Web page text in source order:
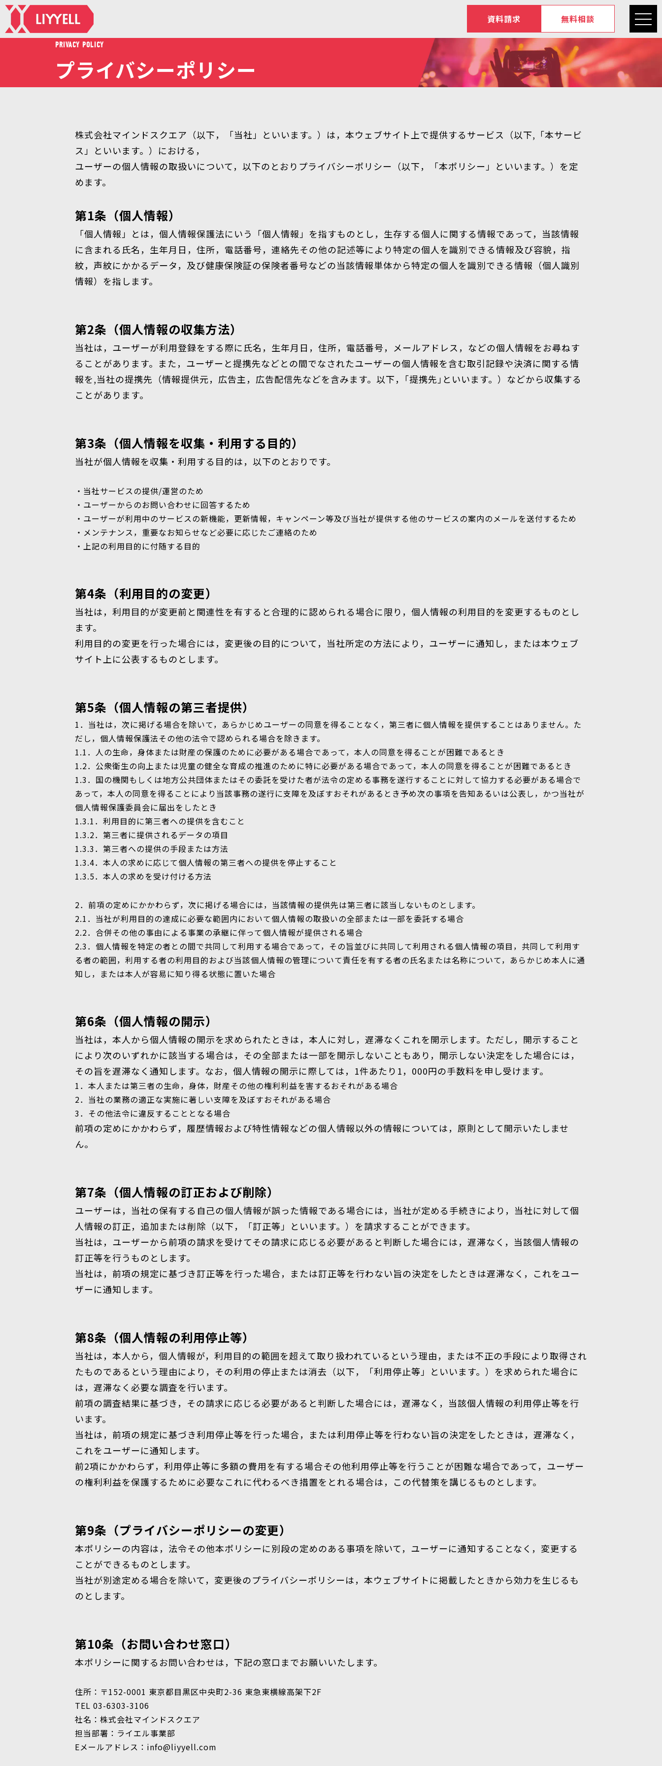
資料請求 無料相談
PRIVACY POLICY
プライバシーポリシー
株式会社マインドスクエア（以下，「当社」といいます。）は，本ウェブサイト上で提供するサービス（以下,「本サービ
ス」といいます。）における，
ユーザーの個人情報の取扱いについて，以下のとおりプライバシーポリシー（以下，「本ポリシー」といいます。）を定
めます。
第1条（個人情報）
「個人情報」とは，個人情報保護法にいう「個人情報」を指すものとし，生存する個人に関する情報であって，当該情報
に含まれる氏名，生年月日，住所，電話番号，連絡先その他の記述等により特定の個人を識別できる情報及び容貌，指
紋，声紋にかかるデータ，及び健康保険証の保険者番号などの当該情報単体から特定の個人を識別できる情報（個人識別
情報）を指します。
第2条（個人情報の収集方法）
当社は，ユーザーが利用登録をする際に氏名，生年月日，住所，電話番号，メールアドレス，などの個人情報をお尋ねす
ることがあります。また，ユーザーと提携先などとの間でなされたユーザーの個人情報を含む取引記録や決済に関する情
報を,当社の提携先（情報提供元，広告主，広告配信先などを含みます。以下，｢提携先｣といいます。）などから収集する
ことがあります。
第3条（個人情報を収集・利用する目的）
当社が個人情報を収集・利用する目的は，以下のとおりです。
・当社サービスの提供/運営のため
・ユーザーからのお問い合わせに回答するため
・ユーザーが利用中のサービスの新機能，更新情報，キャンペーン等及び当社が提供する他のサービスの案内のメールを送付するため
・メンテナンス，重要なお知らせなど必要に応じたご連絡のため
・上記の利用目的に付随する目的
第4条（利用目的の変更）
当社は，利用目的が変更前と関連性を有すると合理的に認められる場合に限り，個人情報の利用目的を変更するものとし
ます。
利用目的の変更を行った場合には，変更後の目的について，当社所定の方法により，ユーザーに通知し，または本ウェブ
サイト上に公表するものとします。
第5条（個人情報の第三者提供）
1．当社は，次に掲げる場合を除いて，あらかじめユーザーの同意を得ることなく，第三者に個人情報を提供することはありません。た
だし，個人情報保護法その他の法令で認められる場合を除きます。
1.1．人の生命，身体または財産の保護のために必要がある場合であって，本人の同意を得ることが困難であるとき
1.2．公衆衛生の向上または児童の健全な育成の推進のために特に必要がある場合であって，本人の同意を得ることが困難であるとき
1.3．国の機関もしくは地方公共団体またはその委託を受けた者が法令の定める事務を遂行することに対して協力する必要がある場合で
あって，本人の同意を得ることにより当該事務の遂行に支障を及ぼすおそれがあるとき予め次の事項を告知あるいは公表し，かつ当社が
個人情報保護委員会に届出をしたとき
1.3.1．利用目的に第三者への提供を含むこと
1.3.2．第三者に提供されるデータの項目
1.3.3．第三者への提供の手段または方法
1.3.4．本人の求めに応じて個人情報の第三者への提供を停止すること
1.3.5．本人の求めを受け付ける方法
2．前項の定めにかかわらず，次に掲げる場合には，当該情報の提供先は第三者に該当しないものとします。
2.1．当社が利用目的の達成に必要な範囲内において個人情報の取扱いの全部または一部を委託する場合
2.2．合併その他の事由による事業の承継に伴って個人情報が提供される場合
2.3．個人情報を特定の者との間で共同して利用する場合であって，その旨並びに共同して利用される個人情報の項目，共同して利用す
る者の範囲，利用する者の利用目的および当該個人情報の管理について責任を有する者の氏名または名称について，あらかじめ本人に通
知し，または本人が容易に知り得る状態に置いた場合
第6条（個人情報の開示）
当社は，本人から個人情報の開示を求められたときは，本人に対し，遅滞なくこれを開示します。ただし，開示すること
により次のいずれかに該当する場合は，その全部または一部を開示しないこともあり，開示しない決定をした場合には，
その旨を遅滞なく通知します。なお，個人情報の開示に際しては，1件あたり1，000円の手数料を申し受けます。
1．本人または第三者の生命，身体，財産その他の権利利益を害するおそれがある場合
2．当社の業務の適正な実施に著しい支障を及ぼすおそれがある場合
3．その他法令に違反することとなる場合
前項の定めにかかわらず，履歴情報および特性情報などの個人情報以外の情報については，原則として開示いたしませ
ん。
第7条（個人情報の訂正および削除）
ユーザーは，当社の保有する自己の個人情報が誤った情報である場合には，当社が定める手続きにより，当社に対して個
人情報の訂正，追加または削除（以下，「訂正等」といいます。）を請求することができます。
当社は，ユーザーから前項の請求を受けてその請求に応じる必要があると判断した場合には，遅滞なく，当該個人情報の
訂正等を行うものとします。
当社は，前項の規定に基づき訂正等を行った場合，または訂正等を行わない旨の決定をしたときは遅滞なく，これをユー
ザーに通知します。
第8条（個人情報の利用停止等）
当社は，本人から，個人情報が，利用目的の範囲を超えて取り扱われているという理由，または不正の手段により取得され
たものであるという理由により，その利用の停止または消去（以下，「利用停止等」といいます。）を求められた場合に
は，遅滞なく必要な調査を行います。
前項の調査結果に基づき，その請求に応じる必要があると判断した場合には，遅滞なく，当該個人情報の利用停止等を行
います。
当社は，前項の規定に基づき利用停止等を行った場合，または利用停止等を行わない旨の決定をしたときは，遅滞なく，
これをユーザーに通知します。
前2項にかかわらず，利用停止等に多額の費用を有する場合その他利用停止等を行うことが困難な場合であって，ユーザー
の権利利益を保護するために必要なこれに代わるべき措置をとれる場合は，この代替策を講じるものとします。
第9条（プライバシーポリシーの変更）
本ポリシーの内容は，法令その他本ポリシーに別段の定めのある事項を除いて，ユーザーに通知することなく，変更する
ことができるものとします。
当社が別途定める場合を除いて，変更後のプライバシーポリシーは，本ウェブサイトに掲載したときから効力を生じるも
のとします。
第10条（お問い合わせ窓口）
本ポリシーに関するお問い合わせは，下記の窓口までお願いいたします。
住所：〒152-0001 東京都目黒区中央町2-36 東急東横線高架下2F
TEL 03-6303-3106
社名：株式会社マインドスクエア
担当部署：ライエル事業部
Eメールアドレス：info@liyyell.com